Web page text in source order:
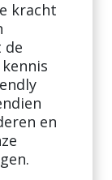
kracht
de
en